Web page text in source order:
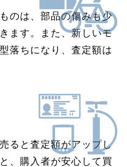
のは、部品の傷みも少
ます。また、新しいモ
落ちになり、査定額は
ると査定額がアップし
、購入者が安心して買